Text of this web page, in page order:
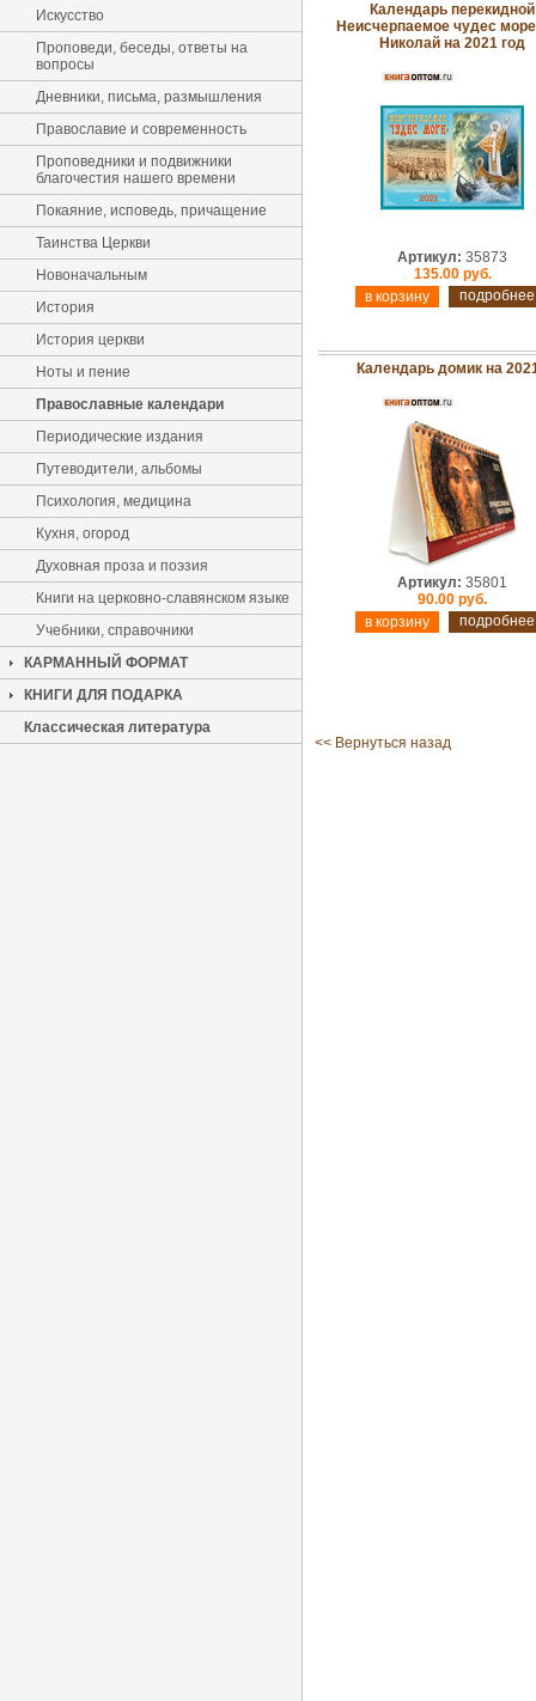
Искусство
Проповеди, беседы, ответы на
вопросы
Дневники, письма, размышления
Православие и современность
Проповедники и подвижники
благочестия нашего времени
Покаяние, исповедь, причащение
Таинства Церкви
Новоначальным
История
История церкви
Ноты и пение
Православные календари
Периодические издания
Путеводители, альбомы
Психология, медицина
Кухня, огород
Духовная проза и поэзия
Книги на церковно-славянском языке
Учебники, справочники
КАРМАННЫЙ ФОРМАТ
КНИГИ ДЛЯ ПОДАРКА
Классическая литература
Календарь перекидной
Неисчерпаемое чудес
Николай на 2021 год
Артикул: 35873
135.00 руб.
подробнее
Календарь домик на
Артикул: 35801
90.00 руб.
подробнее
<< Вернуться назад